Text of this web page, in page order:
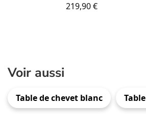
219,90€
Voir aussi
Table de chevet blanc